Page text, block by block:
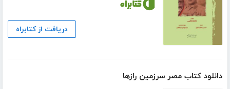
دریافت از کتابراه
دانلود کتاب مصر سرزمین رازها